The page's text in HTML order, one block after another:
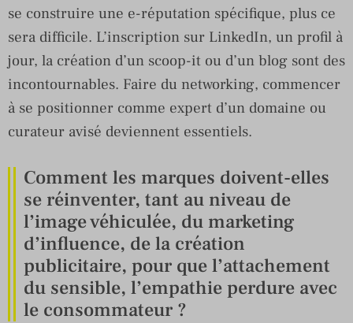
se construire une e-réputation spécifique, plus ce
sera difficile. L’inscription sur LinkedIn, un profil à
jour, la création d’un scoop-it ou d’un blog sont des
incontournables. Faire du networking, commencer
à se positionner comme expert d’un domaine ou
curateur avisé deviennent essentiels.
Comment les marques doivent-elles
se réinventer, tant au niveau de
l’image véhiculée, du marketing
d’influence, de la création
publicitaire, pour que l’attachement
du sensible, l’empathie perdure avec
le consommateur ?